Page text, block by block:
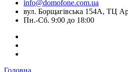
info@domofone.com.ua
вул. Борщагівська 154А, ТЦ
Пн.-Сб. 9:00 до 18:00
Головна